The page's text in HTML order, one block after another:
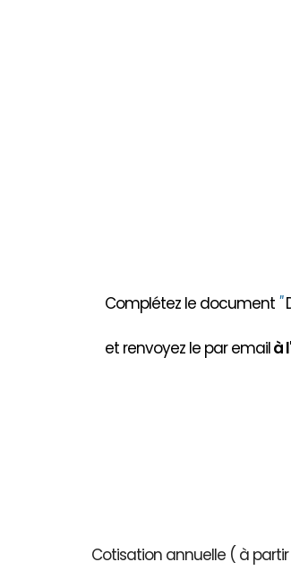
Complétez le document "
et renvoyez le par emailà
Cotisation annuelle ( à partir